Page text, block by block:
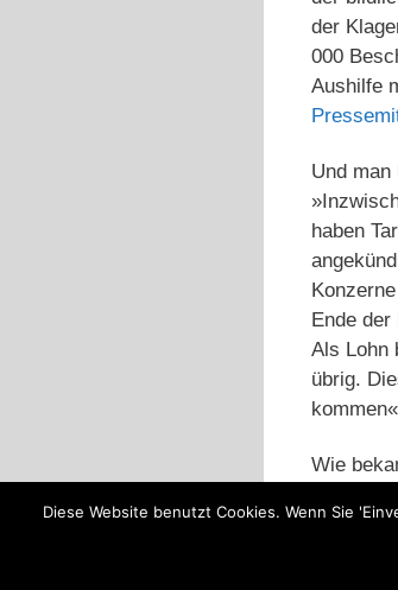
der
000
Aushilfe
Und
haben
Ende
Als Lohn
übrig.
Wie
Diese Website benutzt Cookies. Wenn Sie